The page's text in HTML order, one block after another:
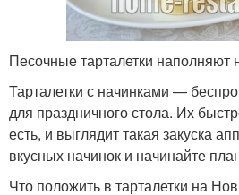
Песочные тарталетки наполняют
Тарталетки с начинками —
для праздничного стола. Их
есть, и выглядит такая закуска
вкусных начинок и начинайте
Что положить в тарталетки на